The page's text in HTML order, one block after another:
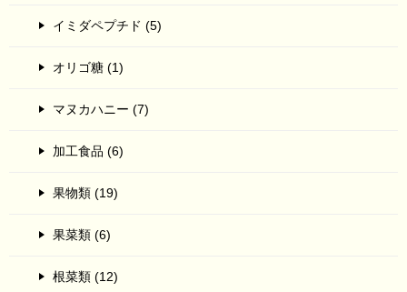
イミダペプチド (5)
オリゴ糖 (1)
マヌカハニー (7)
加工食品 (6)
果物類 (19)
果菜類 (6)
根菜類 (12)